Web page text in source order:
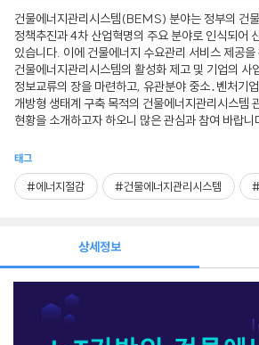
건물에너지관리시스템(BEMS) 분야는 정부의 건
정책추진과 4차 산업혁명의 주요 분야로 인식되어
있습니다. 이에 건물에너지 수요관리 서비스 제공을
건물에너지관리시스템의 활성화 제고 및 기업의 사
정보교류의 장을 마련하고, 유관분야 중소․벤처기
개방형 생태계 구축 목적의 건물에너지관리시스템
현황을 소개하고자 하오니 많은 관심과 참여 바랍니
태그
#에너지절감 #건물에너지관리시스템
상세정보